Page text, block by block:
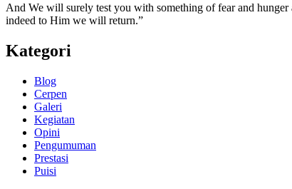
And We will surely test you with something of fear and
indeed to Him we will return.”
Kategori
Blog
Cerpen
Galeri
Kegiatan
Opini
Pengumuman
Prestasi
Puisi